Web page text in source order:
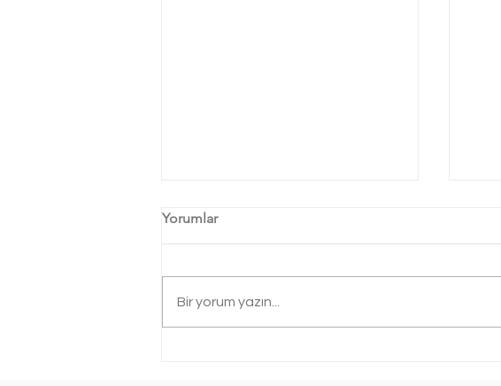
Güvence Hesabı Nedir?
Yorumlar
Bir yorum yazın...